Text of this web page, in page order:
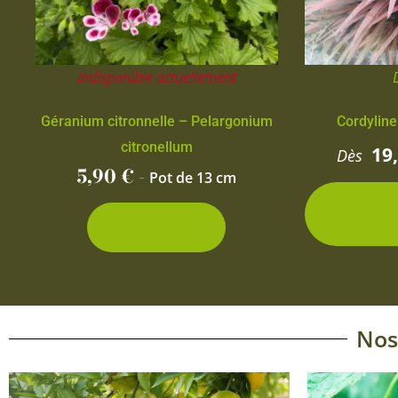
Indisponible actuellement
Géranium citronnelle – Pelargonium
citronellum
5,90€ - Pot de 13 cm
Dès